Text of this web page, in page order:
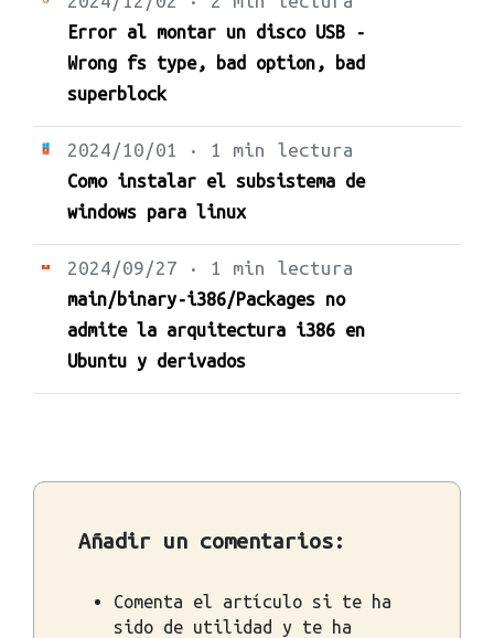
Error al montar un disco USB -
Wrong fs type, bad option, bad
superblock
2024/10/01 · 1 min lectura
Como instalar el subsistema de
windows para linux
2024/09/27 · 1 min lectura
main/binary-i386/Packages no
admite la arquitectura i386 en
Ubuntu y derivados
Añadir un comentarios:
Comenta el artículo si te ha
sido de utilidad y te ha